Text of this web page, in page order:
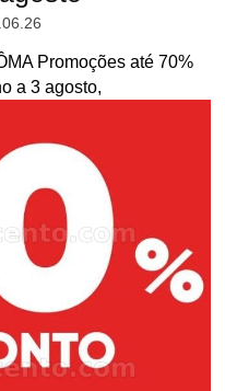
Promoções até 70%
a 3 agosto,